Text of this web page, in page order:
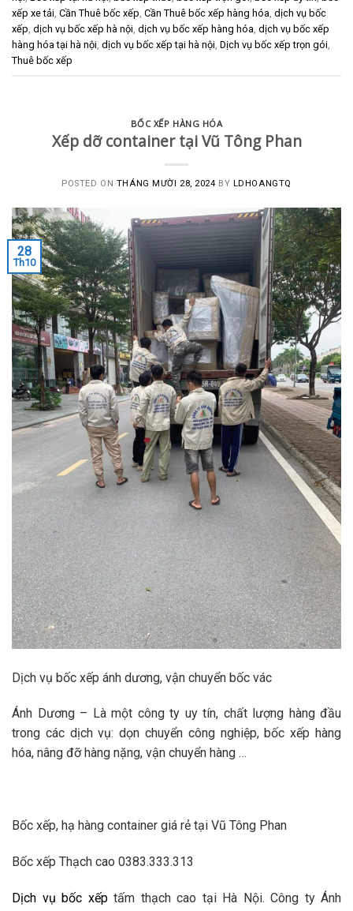
xếp xe tải, Cần Thuê bốc xếp, Cần Thuê bốc xếp hàng hóa, dịch vụ bốc
xếp, dịch vụ bốc xếp hà nội, dịch vụ bốc xếp hàng hóa, dịch vụ bốc xếp
hàng hóa tại hà nội, dịch vụ bốc xếp tại hà nội, Dịch vụ bốc xếp trọn gói,
Thuê bốc xếp
BỐC XẾP HÀNG HÓA
Xếp dỡ container tại Vũ Tông Phan
POSTED ON THÁNG MƯỜI 28, 2024 BY LDHOANGTQ
28
Th10
Dịch vụ bốc xếp ánh dương, vận chuyển bốc vác
Ánh Dương – Là một công ty uy tín, chất lượng hàng đầu
trong các dịch vụ: dọn chuyển công nghiệp, bốc xếp hàng
hóa, nâng đỡ hàng nặng, vận chuyển hàng …
Bốc xếp, hạ hàng container giá rẻ tại Vũ Tông Phan
Bốc xếp Thạch cao 0383.333.313
Dịch vụ bốc xếptấm thạch cao tại Hà Nội. Công ty Ánh